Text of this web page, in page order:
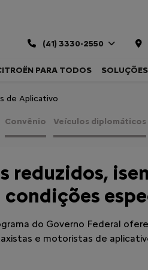
(41) 3330-2550
PARA TODOS
de Aplicativo
Convênio Veículos diplomáticos
reduzidos,
condições
do Governo Federal
e motoristas de